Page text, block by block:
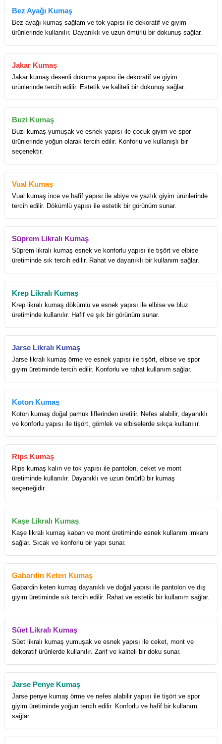
Bez Ayağı Kumaş
Bez ayağı kumaş sağlam ve tok yapısı ile dekoratif ve giyim
ürünlerinde kullanılır. Dayanıklı ve uzun ömürlü bir dokunuş sağlar.
Jakar Kumaş
Jakar kumaş desenli dokuma yapısı ile dekoratif ve giyim
ürünlerinde tercih edilir. Estetik ve kaliteli bir dokunuş sağlar.
Buzi Kumaş
Buzi kumaş yumuşak ve esnek yapısı ile çocuk giyim ve spor
ürünlerinde yoğun olarak tercih edilir. Konforlu ve kullanışlı bir
seçenektir.
Vual Kumaş
Vual kumaş ince ve hafif yapısı ile abiye ve yazlık giyim ürünlerinde
tercih edilir. Dökümlü yapısı ile estetik bir görünüm sunar.
Süprem Likralı Kumaş
Süprem likralı kumaş esnek ve konforlu yapısı ile tişört ve elbise
üretiminde sık tercih edilir. Rahat ve dayanıklı bir kullanım sağlar.
Krep Likralı Kumaş
Krep likralı kumaş dökümlü ve esnek yapısı ile elbise ve bluz
üretiminde kullanılır. Hafif ve şık bir görünüm sunar.
Jarse Likralı Kumaş
Jarse likralı kumaş örme ve esnek yapısı ile tişört, elbise ve spor
giyim üretiminde tercih edilir. Konforlu ve rahat kullanım sağlar.
Koton Kumaş
Koton kumaş doğal pamuk liflerinden üretilir. Nefes alabilir, dayanıklı
ve konforlu yapısı ile tişört, gömlek ve elbiselerde sıkça kullanılır.
Rips Kumaş
Rips kumaş kalın ve tok yapısı ile pantolon, ceket ve mont
üretiminde kullanılır. Dayanıklı ve uzun ömürlü bir kumaş
seçeneğidir.
Kaşe Likralı Kumaş
Kaşe likralı kumaş kaban ve mont üretiminde esnek kullanım imkanı
sağlar. Sıcak ve konforlu bir yapı sunar.
Gabardin Keten Kumaş
Gabardin keten kumaş dayanıklı ve doğal yapısı ile pantolon ve dış
giyim üretiminde sık tercih edilir. Rahat ve estetik bir kullanım sağlar.
Süet Likralı Kumaş
Süet likralı kumaş yumuşak ve esnek yapısı ile ceket, mont ve
dekoratif ürünlerde kullanılır. Zarif ve kaliteli bir doku sunar.
Jarse Penye Kumaş
Jarse penye kumaş örme ve nefes alabilir yapısı ile tişört ve spor
giyim üretiminde yoğun tercih edilir. Konforlu ve hafif bir kullanım
sağlar.